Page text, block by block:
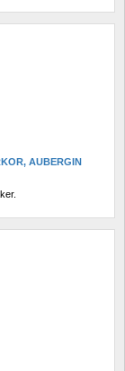
AUBERGIN